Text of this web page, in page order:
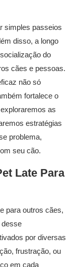
simples passeios
disso, a longo
do
cães e pessoas.
não só
fortalece o
as
estratégias
problema,
seu cão.
Late Para
para outros cães,
desse
por diversas
frustração, ou
em cada